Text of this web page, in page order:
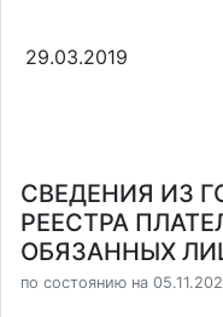
29.03.2019
СВЕДЕНИЯ ИЗ
РЕЕСТРА
ОБЯЗАННЫХ
по состоянию на